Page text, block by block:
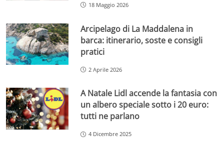
18 Maggio 2026
Arcipelago di La Maddalena in
barca: itinerario, soste e consigli
pratici
2 Aprile 2026
A Natale Lidl accende la fantasia con
un albero speciale sotto i 20 euro:
tutti ne parlano
4 Dicembre 2025